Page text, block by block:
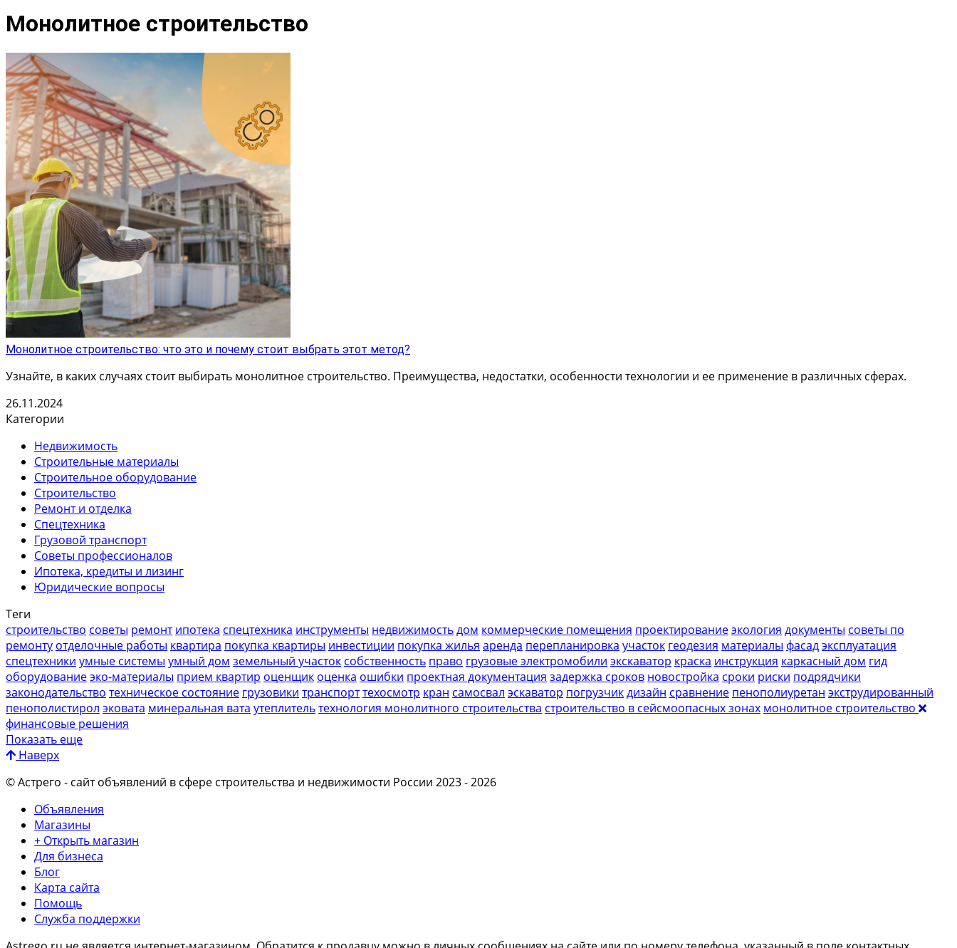
Монолитное строительство
Монолитное строительство: что это и почему стоит выбрать этот метод?
Узнайте, в каких случаях стоит выбирать монолитное строительство. Преимущества, недостатки, особенности технологии и ее применение в различных сферах.
26.11.2024
Категории
Недвижимость
⁠Строительные материалы
Строительное оборудование
Строительство
Ремонт и отделка
⁠Спецтехника
⁠Грузовой транспорт
Советы профессионалов
⁠Ипотека, кредиты и лизинг
Юридические вопросы
Теги
строительство советы ремонт ипотека спецтехника инструменты недвижимостьдом коммерческие помещения проектированиеэкология документы советы по
ремонту отделочные работы квартира покупка квартиры инвестиции покупка жилья аренда перепланировка участок геодезия материалы фасадэксплуатация
спецтехники умные системы умный дом земельный участок собственность право грузовые электромобили экскаватор краска инструкция каркасный дом гид
оборудованиеэко-материалы прием квартир оценщик оценка ошибки проектная документация задержка сроков новостройка сроки риски подрядчики
законодательство техническое состояние грузовики транспорттехосмотр кран самосвал эскаватор погрузчикдизайн сравнение пенополиуретан экструдированный
пенополистирол эковата минеральная вата утеплительтехнология монолитного строительства строительство в сейсмоопасных зонах монолитное строительство
финансовые решения
Показать еще
Наверх
© Астрего - сайт объявлений в сфере строительства и недвижимости России 2023 - 2026
Объявления
Магазины
+ Открыть магазин
Для бизнеса
Блог
Карта сайта
Помощь
Служба поддержки